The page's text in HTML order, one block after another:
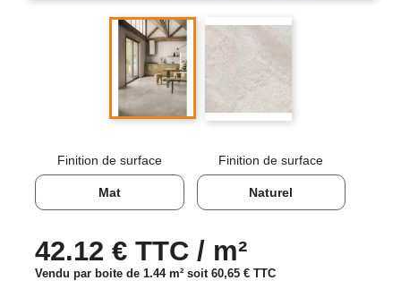
Finition de surface
Mat
Finition de surface
Naturel
42.12 € TTC / m²
Vendu par boite de 1.44 m² soit 60,65 € TTC